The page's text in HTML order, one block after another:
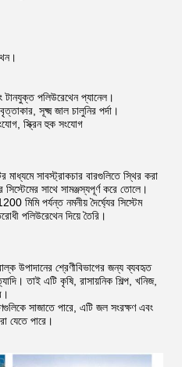
টানযুক্ত পলিউরেথেন প্যানেল।
সূক্ষ্ম জাল চালুনির পর্দা।
স্ক্রিন হুক সংযোগ
মাধ্যমে সাবস্ট্রাকচার বারগুলিতে স্থির করা
সাথে সামঞ্জস্যপূর্ণ করে তোলে।
মিমি পর্যন্ত নমনীয় দৈর্ঘ্যের সিস্টেম
পলিউরেথেন দিয়ে তৈরি।
উপাদানের শ্রেণীবিভাগের জন্য ব্যবহৃত
তাই এটি কৃষি, রাসায়নিক শিল্প, খনিজ,
সাজাতে পারে, এটি জল সংরক্ষণ এবং
যেতে পারে।